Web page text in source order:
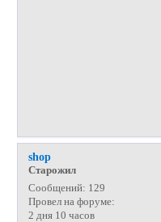
shop
Старожил
Сообщений: 129
Провел на форуме:
2 дня 10 часов